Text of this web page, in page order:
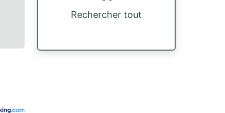
Rechercher tout